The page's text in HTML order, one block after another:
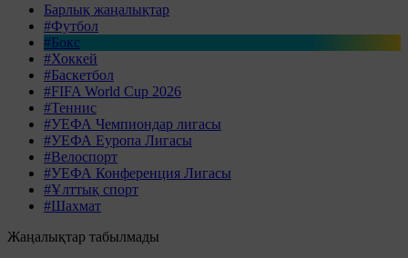
Барлық жаңалықтар
#Футбол
#Бокс
#Хоккей
#Баскетбол
#FIFA World Cup 2026
#Теннис
#УЕФА Чемпиондар лигасы
#УЕФА Еуропа Лигасы
#Велоспорт
#УЕФА Конференция Лигасы
#Ұлттық спорт
#Шахмат
Жаңалықтар табылмады